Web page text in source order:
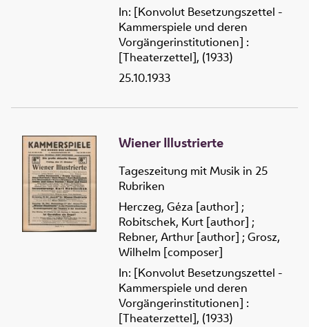
In: [Konvolut Besetzungszettel -
Kammerspiele und deren
Vorgängerinstitutionen] :
[Theaterzettel], (1933)
25.10.1933
Wiener Illustrierte
Tageszeitung mit Musik in 25
Rubriken
Herczeg, Géza [author] ;
Robitschek, Kurt [author] ;
Rebner, Arthur [author] ; Grosz,
Wilhelm [composer]
In: [Konvolut Besetzungszettel -
Kammerspiele und deren
Vorgängerinstitutionen] :
[Theaterzettel], (1933)